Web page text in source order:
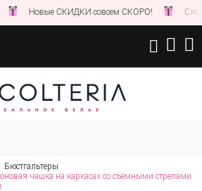
Новые СКИДКИ совсем СКОРО! Следите
Бюстгальтеры
чашка на каркасах со съемными стрепами